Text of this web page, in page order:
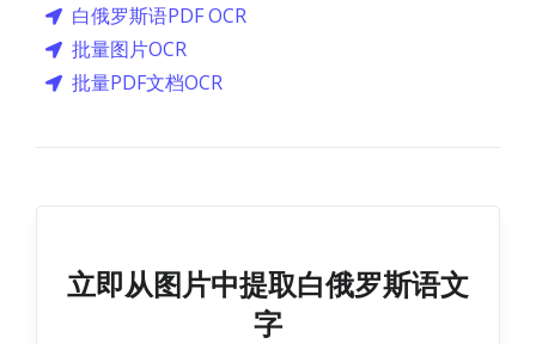
白俄罗斯语PDF OCR
批量图片OCR
批量PDF文档OCR
立即从图片中提取白俄罗斯语文
字